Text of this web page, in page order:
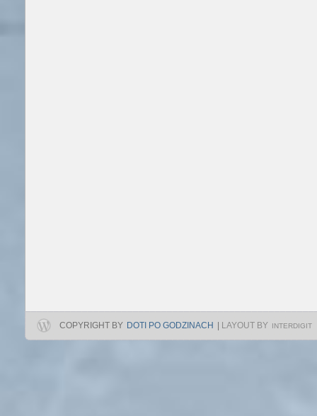
COPYRIGHT BY DOTI PO GODZINACH | LAYOUT BY INTERDIGIT